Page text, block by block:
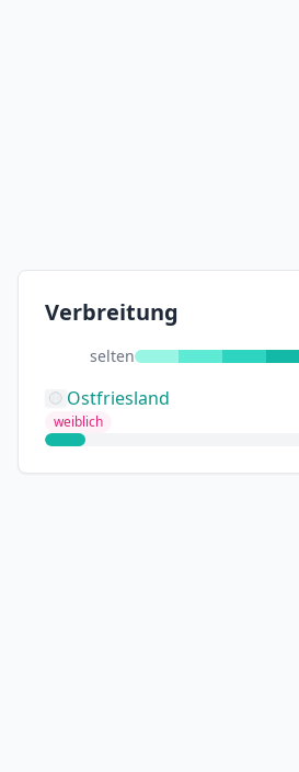
Verbreitung
selten
Ostfriesland
weiblich